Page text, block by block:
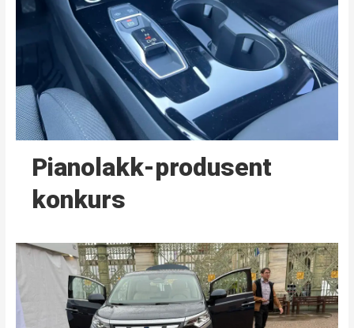
Pianolakk-produsent
konkurs